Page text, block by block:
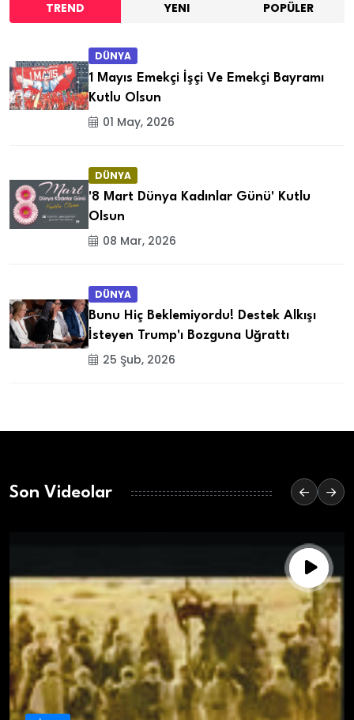
TREND YENI POPÜLER
DÜNYA
1 Mayıs Emekçi İşçi Ve Emekçi Bayramı
Kutlu Olsun
01 May, 2026
DÜNYA
'8 Mart Dünya Kadınlar Günü' Kutlu
Olsun
08 Mar, 2026
DÜNYA
Bunu Hiç Beklemiyordu! Destek Alkışı
İsteyen Trump'ı Bozguna Uğrattı
25 Şub, 2026
Son Videolar